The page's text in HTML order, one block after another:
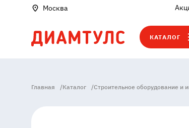
Москва
КАТАЛОГ
Главная /Каталог /Строительное оборудование и